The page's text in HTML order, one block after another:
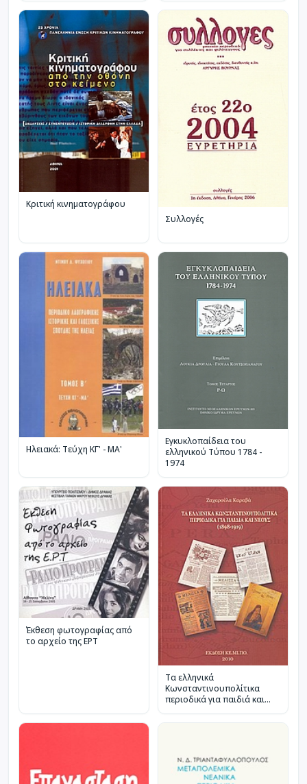
Κριτική κινηματογράφου
Συλλογές
Ηλειακά: Τεύχη ΚΓ' - ΜΑ'
Εγκυκλοπαίδεια του
ελληνικού Τύπου 1784 -
1974
Έκθεση φωτογραφίας από
το αρχείο της ΕΡΤ
Τα ελληνικά
Κωνσταντινουπολίτικα
περιοδικά για παιδιά και